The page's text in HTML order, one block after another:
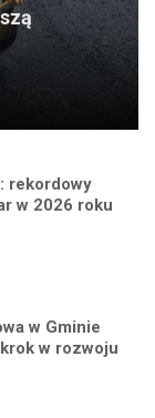
rekordowy
w 2026 roku
w Gminie
w rozwoju